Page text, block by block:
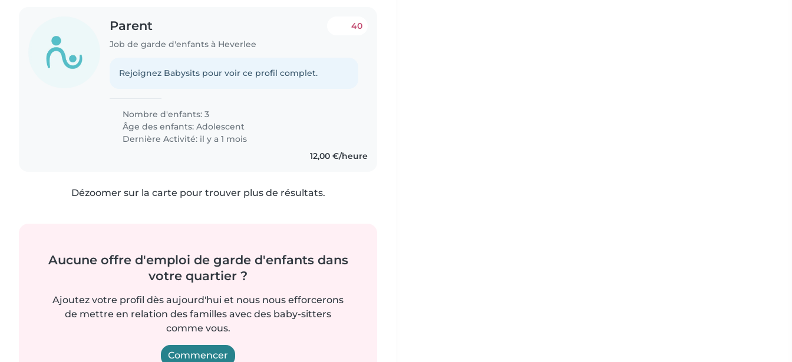
Parent
Job de garde d'enfants à Heverlee
40
Rejoignez Babysits pour voir ce profil complet.
Nombre d'enfants: 3
Âge des enfants:Adolescent
Dernière Activité: il y a 1 mois
12,00 €/heure
Dézoomer sur la carte pour trouver plus de résultats.
Aucune offre d'emploi de garde d'enfants dans
votre quartier ?
Ajoutez votre profil dès aujourd'hui et nous nous efforcerons
de mettre en relation des familles avec des baby-sitters
comme vous.
Commencer